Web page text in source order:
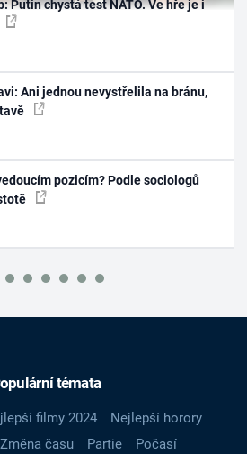
Putin chystá test NATO. Ve hře je i
Ani jednou nevystřelila na bránu,
pozicím? Podle sociologů
témata
filmy 2024
Nejlepší horory
Změna času Partie
Počasí